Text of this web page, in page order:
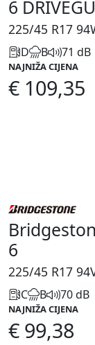
6
225/45 R17
D B 71 dB
NAJNIŽA CIJENA
€ 109,35
6
225/45 R17
C B 70 dB
NAJNIŽA CIJENA
€ 99,38